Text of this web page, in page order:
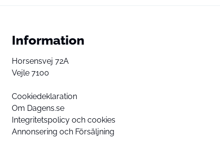
Information
Horsensvej 72A
Vejle 7100
Cookiedeklaration
Om Dagens.se
Integritetspolicy och cookies
Annonsering och Försäljning